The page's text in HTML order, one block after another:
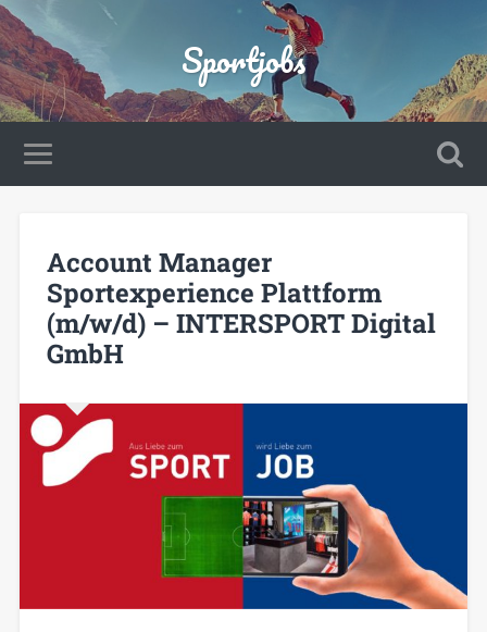
Sportjobs
Account Manager
Sportexperience Plattform
(m/w/d) – INTERSPORT Digital
GmbH